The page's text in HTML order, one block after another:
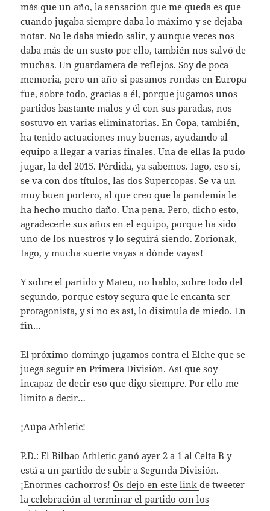
más que un año, la sensación que me queda es que
cuando jugaba siempre daba lo máximo y se dejaba
notar. No le daba miedo salir, y aunque veces nos
daba más de un susto por ello, también nos salvó de
muchas. Un guardameta de reflejos. Soy de poca
memoria, pero un año si pasamos rondas en Europa
fue, sobre todo, gracias a él, porque jugamos unos
partidos bastante malos y él con sus paradas, nos
sostuvo en varias eliminatorias. En Copa, también,
ha tenido actuaciones muy buenas, ayudando al
equipo a llegar a varias finales. Una de ellas la pudo
jugar, la del 2015. Pérdida, ya sabemos. Iago, eso sí,
se va con dos títulos, las dos Supercopas. Se va un
muy buen portero, al que creo que la pandemia le
ha hecho mucho daño. Una pena. Pero, dicho esto,
agradecerle sus años en el equipo, porque ha sido
uno de los nuestros y lo seguirá siendo. Zorionak,
Iago, y mucha suerte vayas a dónde vayas!
Y sobre el partido y Mateu, no hablo, sobre todo del
segundo, porque estoy segura que le encanta ser
protagonista, y si no es así, lo disimula de miedo. En
fin…
El próximo domingo jugamos contra el Elche que se
juega seguir en Primera División. Así que soy
incapaz de decir eso que digo siempre. Por ello me
limito a decir…
¡Aúpa Athletic!
P.D.: El Bilbao Athletic ganó ayer 2 a 1 al Celta B y
está a un partido de subir a Segunda División.
¡Enormes cachorros!Os dejo en este linkde tweeter
la celebración al terminar el partido con los